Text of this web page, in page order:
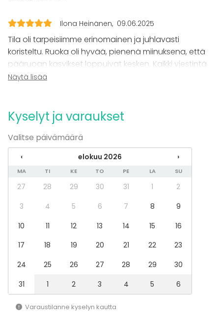
Juhlat
Häät
Saunailta
Illallinen / lounas
Messut
Esitys / näytös
Virkistystilaisuus
Mökkireissu / retriitti
Elämys / aktiviteetti
Tilatyypit
Monitoimitila
Ravintola
Halli
Ilona Heinänen 09.06.2025
Tila oli tarpeisiimme erinomainen ja juhlavasti
koristeltu. Ruoka oli hyvää, pienenä miinuksena, että
pääruoan kasvikset loppuivat kesken. Kaikki viestintä
juhlapaikan ja henkilökunnan kanssa oli läpi prosessin
suosittelisin Hima & Sali-ravintolaa muillekin.
Näytä lisää
Kyselyt ja varaukset
Valitse päivämäärä
‹ elokuu 2026 ›
MA TI KE TO PE LA SU
27 28 29 30 31 1
2
3
4 5 6 7 8
9
10
11 12 13 14 15
16
17
18 19 20 21 22
23
24
25 26 27 28 29
30
31
1 2 3 4 5 6
Varaustilanne kyselyn kautta